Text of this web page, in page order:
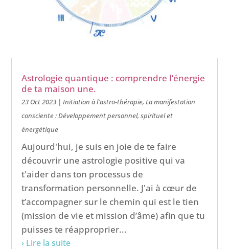
Astrologie quantique : comprendre l’énergie
de ta maison une.
23 Oct 2023 |Initiation à l'astro-thérapie,La manifestation
consciente : Développement personnel, spirituel et
énergétique
Aujourd'hui, je suis en joie de te faire
découvrir une astrologie positive qui va
t'aider dans ton processus de
transformation personnelle. J'ai à cœur de
t’accompagner sur le chemin qui est le tien
(mission de vie et mission d’âme) afin que tu
puisses te réapproprier...
› Lire la suite